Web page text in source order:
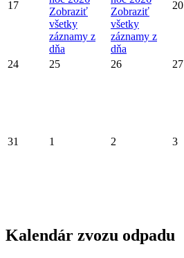
17
Zobraziť
všetky
záznamy z
dňa
Zobraziť
všetky
záznamy z
dňa
20
24 25 26 27
31 1 2 3
Kalendár zvozu odpadu